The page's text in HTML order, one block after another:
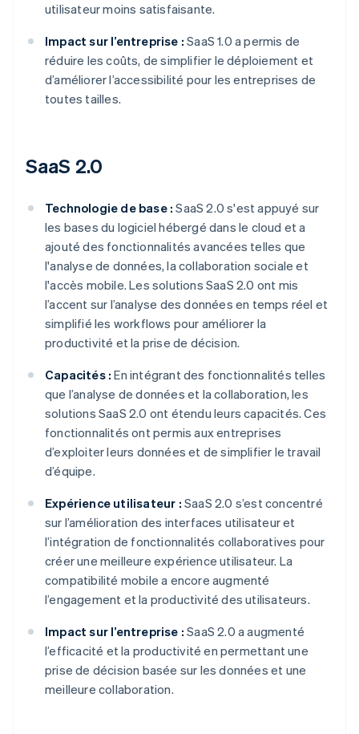
utilisateur moins satisfaisante.
Impact sur l’entreprise : SaaS 1.0 a permis de
réduire les coûts, de simplifier le déploiement et
d’améliorer l’accessibilité pour les entreprises de
toutes tailles.
SaaS 2.0
Technologie de base : SaaS 2.0 s'est appuyé sur
les bases du logiciel hébergé dans le cloud et a
ajouté des fonctionnalités avancées telles que
l'analyse de données, la collaboration sociale et
l'accès mobile. Les solutions SaaS 2.0 ont mis
l’accent sur l’analyse des données en temps réel et
simplifié les workflows pour améliorer la
productivité et la prise de décision.
Capacités : En intégrant des fonctionnalités telles
que l’analyse de données et la collaboration, les
solutions SaaS 2.0 ont étendu leurs capacités. Ces
fonctionnalités ont permis aux entreprises
d’exploiter leurs données et de simplifier le travail
d’équipe.
Expérience utilisateur : SaaS 2.0 s’est concentré
sur l’amélioration des interfaces utilisateur et
l’intégration de fonctionnalités collaboratives pour
créer une meilleure expérience utilisateur. La
compatibilité mobile a encore augmenté
l’engagement et la productivité des utilisateurs.
Impact sur l’entreprise : SaaS 2.0 a augmenté
l’efficacité et la productivité en permettant une
prise de décision basée sur les données et une
meilleure collaboration.